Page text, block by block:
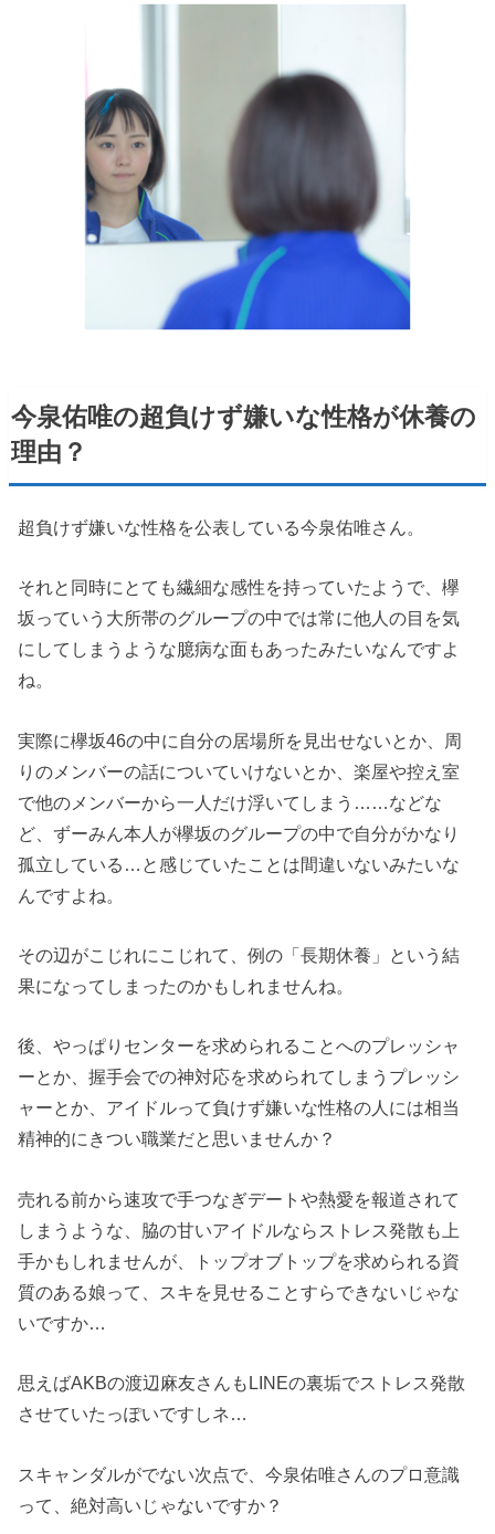
今泉佑唯の超負けず嫌いな性格が休養の
理由？
超負けず嫌いな性格を公表している今泉佑唯さん。
それと同時にとても繊細な感性を持っていたようで、欅
坂っていう大所帯のグループの中では常に他人の目を気
にしてしまうような臆病な面もあったみたいなんですよ
ね。
実際に欅坂46の中に自分の居場所を見出せないとか、周
りのメンバーの話についていけないとか、楽屋や控え室
で他のメンバーから一人だけ浮いてしまう……などな
ど、ずーみん本人が欅坂のグループの中で自分がかなり
孤立している…と感じていたことは間違いないみたいな
んですよね。
その辺がこじれにこじれて、例の「長期休養」という結
果になってしまったのかもしれませんね。
後、やっぱりセンターを求められることへのプレッシャ
ーとか、握手会での神対応を求められてしまうプレッシ
ャーとか、アイドルって負けず嫌いな性格の人には相当
精神的にきつい職業だと思いませんか？
売れる前から速攻で手つなぎデートや熱愛を報道されて
しまうような、脇の甘いアイドルならストレス発散も上
手かもしれませんが、トップオブトップを求められる資
質のある娘って、スキを見せることすらできないじゃな
いですか…
思えばAKBの渡辺麻友さんもLINEの裏垢でストレス発散
させていたっぽいですしネ…
スキャンダルがでない次点で、今泉佑唯さんのプロ意識
って、絶対高いじゃないですか？